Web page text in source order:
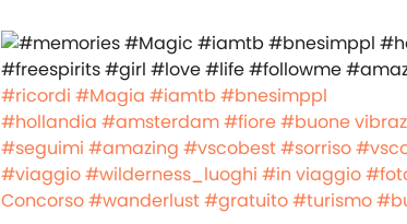
#ricordi #Magia #iamtb #bnesimppl
#hollandia #amsterdam#fiore#buone
#seguimi #amazing #vscobest#sorriso
#viaggio#wilderness_luoghi #in viaggio
Concorso #wanderlust#gratuito#turismo